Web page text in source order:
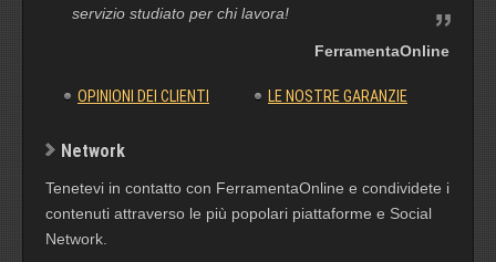
servizio studiato per chi lavora!
FerramentaOnline
OPINIONI DEI CLIENTI LE NOSTRE GARANZIE
Network
Tenetevi in contatto con FerramentaOnline e condividete i
contenuti attraverso le più popolari piattaforme e Social
Network.